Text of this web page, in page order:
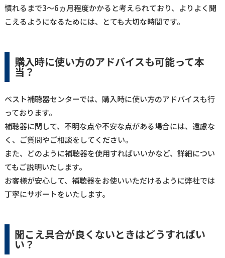
慣れるまで3～6ヵ月程度かかると考えられており、よりよく聞
こえるようになるためには、とても大切な時間です。
購入時に使い方のアドバイスも可能って本
当？
ベスト補聴器センターでは、購入時に使い方のアドバイスも行
っております。
補聴器に関して、不明な点や不安な点がある場合には、遠慮な
く、ご質問やご相談をしてください。
また、どのように補聴器を使用すればいいかなど、詳細につい
てもご説明いたします。
お客様が安心して、補聴器をお使いいただけるように弊社では
丁寧にサポートをいたします。
聞こえ具合が良くないときはどうすればい
い？